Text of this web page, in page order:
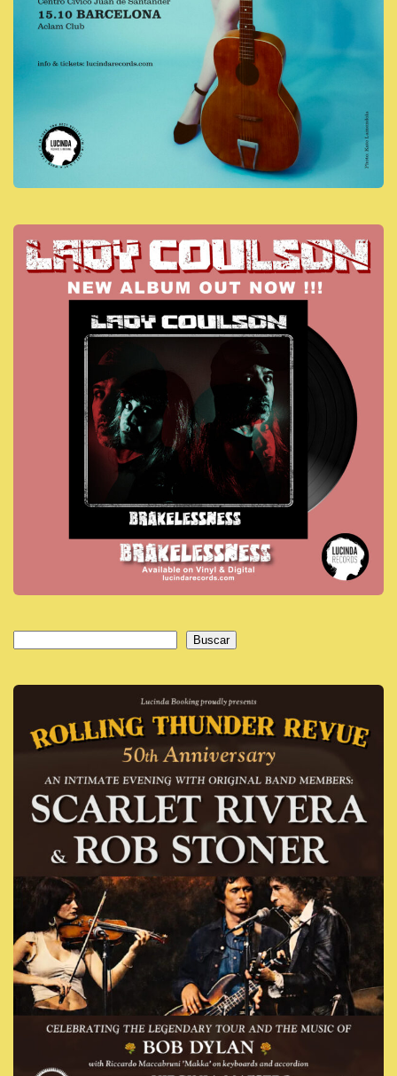
Buscar